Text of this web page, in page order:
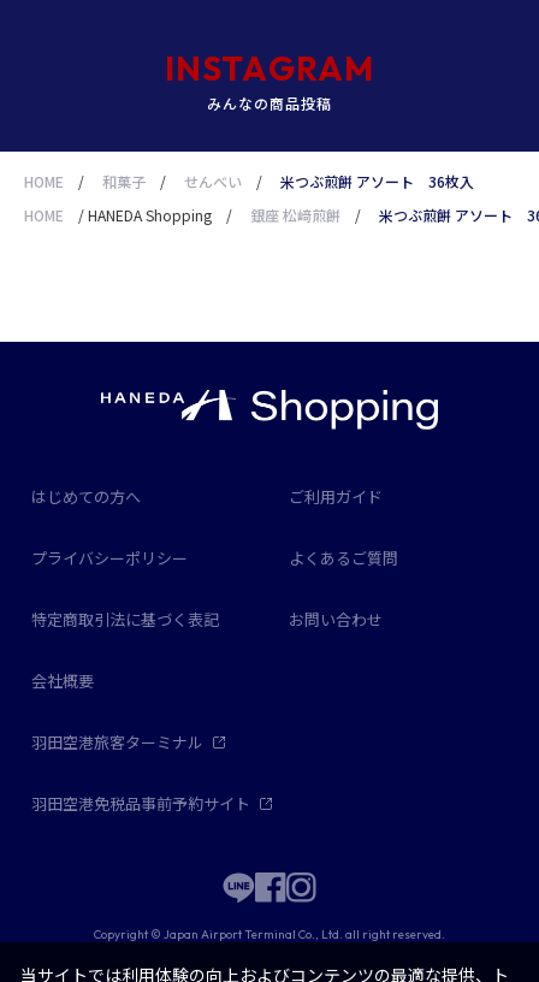
HOME / 和菓子 / せんべい /
米つぶ煎餅 アソート 36枚入
HOME
/HANEDA Shopping / 銀座 松﨑煎餅 / 米つぶ煎餅 アソート
INSTAGRAM
みんなの商品投稿
はじめての方へ ご利用ガイド
プライバシーポリシー よくあるご質問
特定商取引法に基づく表記 お問い合わせ
会社概要
羽田空港旅客ターミナル
羽田空港免税品事前予約サイト
Copyright © Japan Airport Terminal Co., Ltd. all right reserved.
当サイトでは利用体験の向上およびコンテンツの最適な提供、ト